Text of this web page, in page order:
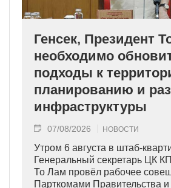
Генсек, Президент
необходимо
подходы к
планированию и
инфраструктуры
07/08/2026 НОВОСТИ
Утром 6 августа в штаб-
Генеральный секретарь ЦК
То Лам провёл рабочее
Парткомами Правительства